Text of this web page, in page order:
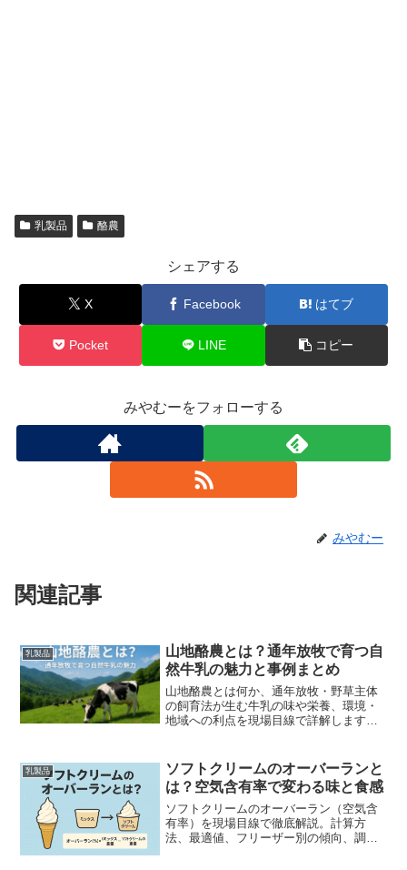
乳製品 酪農
シェアする
X Facebook はてブ
Pocket LINE コピー
みやむーをフォローする
みやむー
関連記事
乳製品
山地酪農とは？通年放牧で育つ自
然牛乳の魅力と事例まとめ
山地酪農とは何か、通年放牧・野草主体
の飼育法が生む牛乳の味や栄養、環境・
地域への利点を現場目線で詳解します。
ドです。
乳製品
ソフトクリームのオーバーランと
は？空気含有率で変わる味と食感
ソフトクリームのオーバーラン（空気含
有率）を現場目線で徹底解説。計算方
法、最適値、フリーザー別の傾向、調整